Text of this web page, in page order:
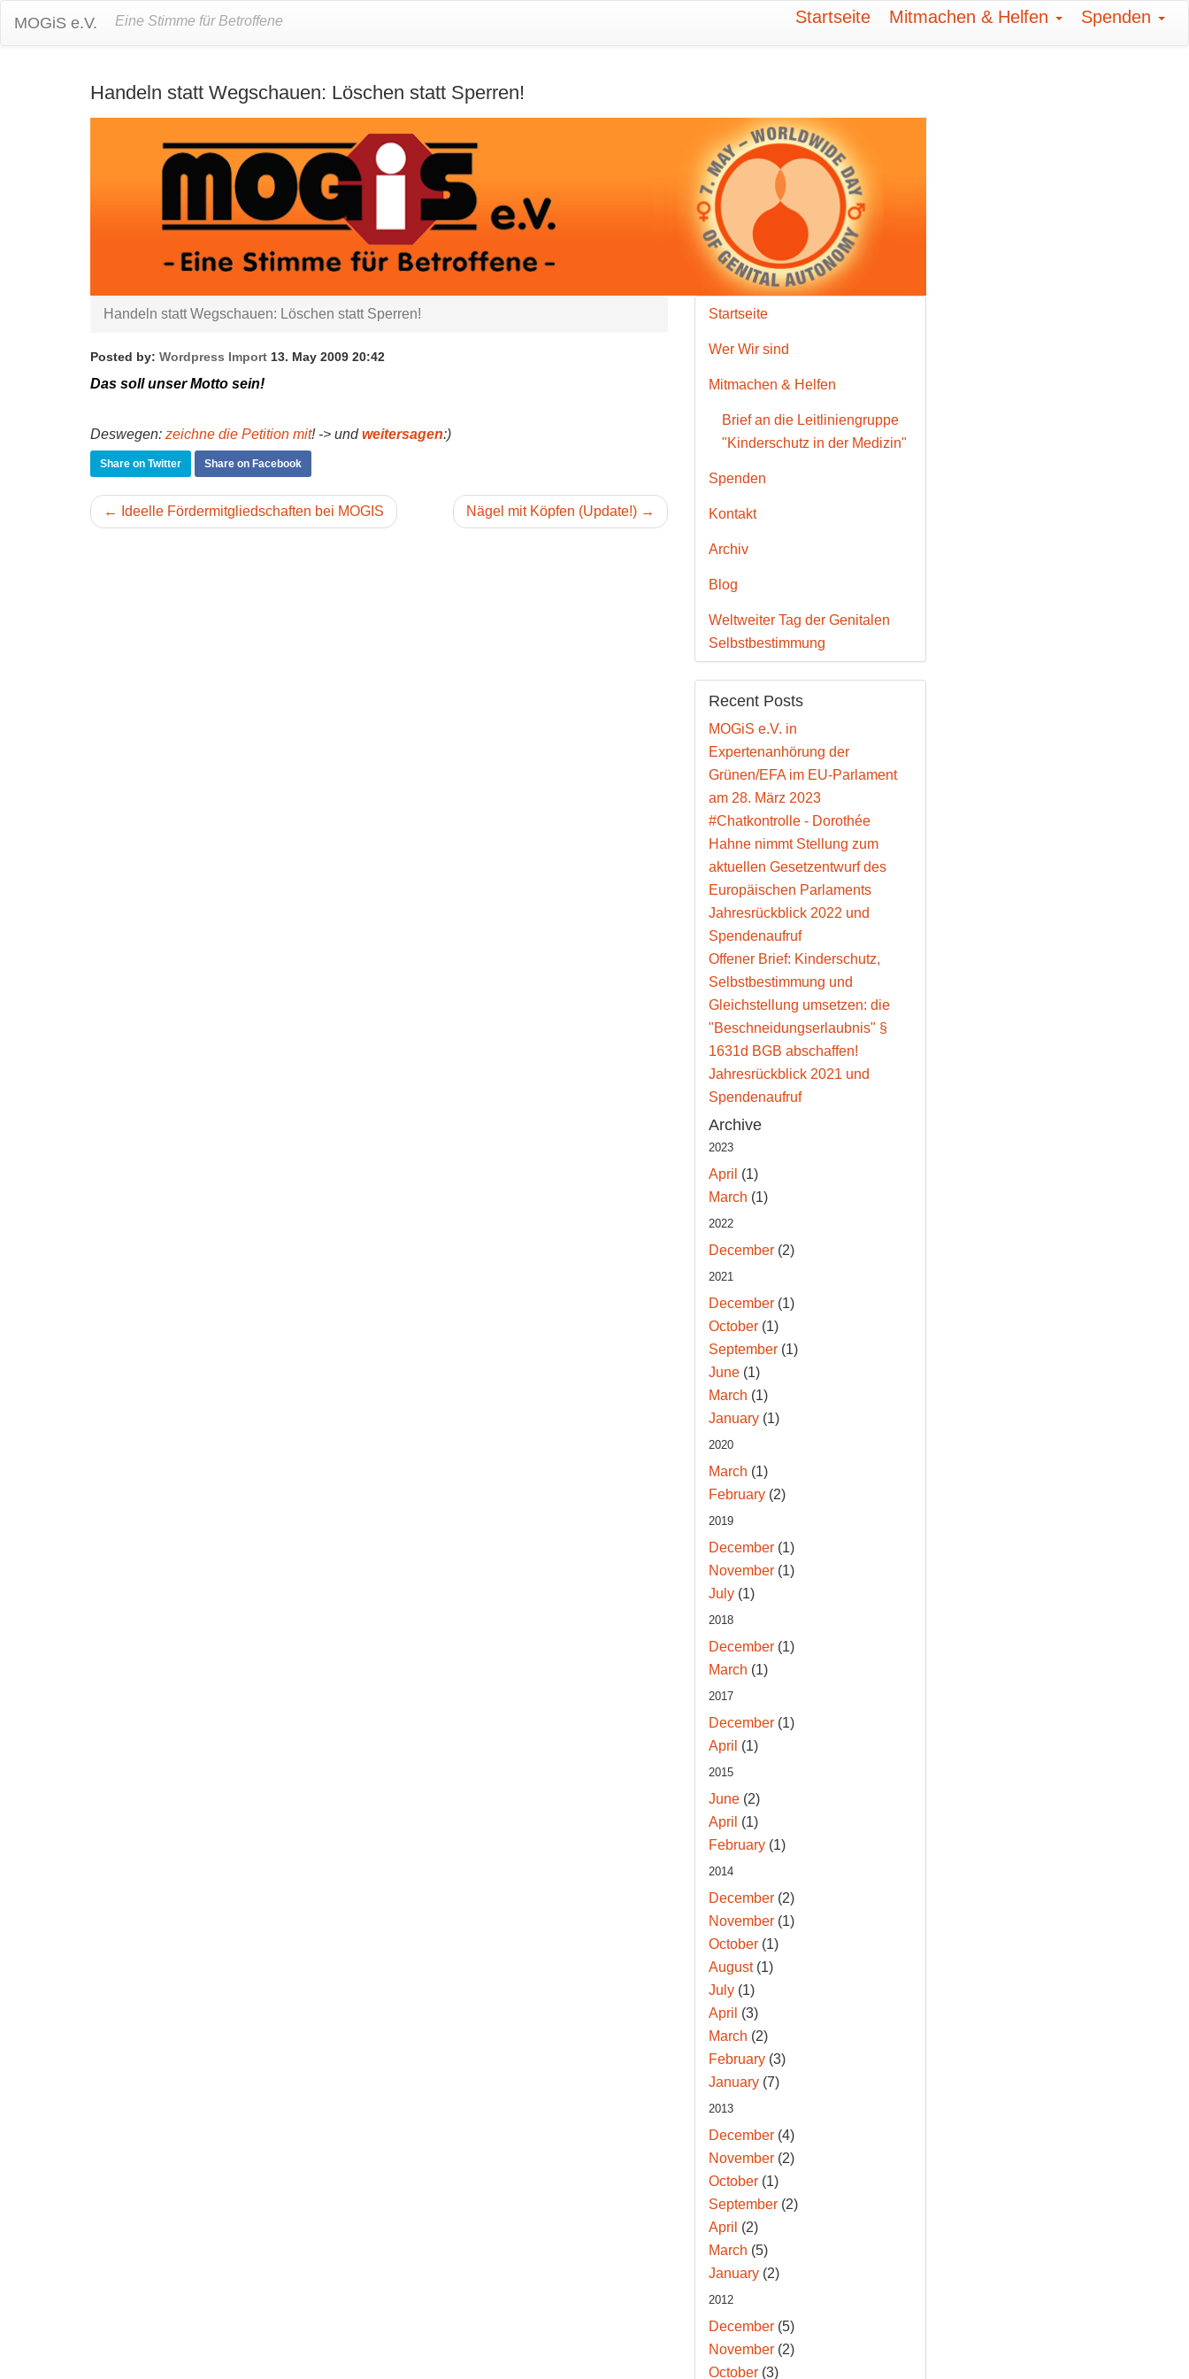
MOGiS e.V. Eine Stimme für Betroffene Startseite Mitmachen & Helfen Spenden
Handeln statt Wegschauen: Löschen statt Sperren!
Handeln statt Wegschauen: Löschen statt Sperren!
Posted by: Wordpress Import 13. May 2009 20:42
Das soll unser Motto sein!
Deswegen: zeichne die Petition mit! -> undweitersagen:)
Share on Twitter Share on Facebook
← Ideelle Fördermitgliedschaften bei MOGIS Nägel mit Köpfen (Update!) →
Startseite
Wer Wir sind
Mitmachen & Helfen
Brief an die Leitliniengruppe
"Kinderschutz in der Medizin"
Spenden
Kontakt
Archiv
Blog
Weltweiter Tag der Genitalen
Selbstbestimmung
Recent Posts
MOGiS e.V. in
Expertenanhörung der
Grünen/EFA im EU-Parlament
am 28. März 2023
#Chatkontrolle - Dorothée
Hahne nimmt Stellung zum
aktuellen Gesetzentwurf des
Europäischen Parlaments
Jahresrückblick 2022 und
Spendenaufruf
Offener Brief: Kinderschutz,
Selbstbestimmung und
Gleichstellung umsetzen: die
"Beschneidungserlaubnis" §
1631d BGB abschaffen!
Jahresrückblick 2021 und
Spendenaufruf
Archive
2023
April (1)
March (1)
2022
December(2)
2021
December(1)
October(1)
September(1)
June(1)
March (1)
January(1)
2020
March (1)
February(2)
2019
December(1)
November(1)
July(1)
2018
December(1)
March (1)
2017
December(1)
April (1)
2015
June(2)
April (1)
February(1)
2014
December(2)
November(1)
October(1)
August(1)
July(1)
April (3)
March (2)
February(3)
January(7)
2013
December(4)
November(2)
October(1)
September(2)
April (2)
March (5)
January(2)
2012
December(5)
November(2)
October(3)